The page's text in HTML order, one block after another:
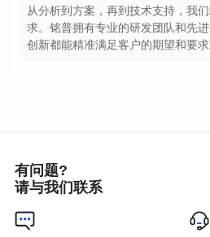
创新都能精准满足客户的期望和要求
有问题?
请与我们联系